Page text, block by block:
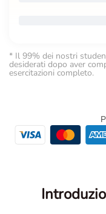
* Il 99% dei nostri
desiderati dopo aver
esercitazioni completo.